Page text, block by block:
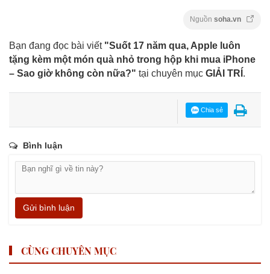
Nguồn soha.vn
Bạn đang đọc bài viết "Suốt 17 năm qua, Apple luôn
tặng kèm một món quà nhỏ trong hộp khi mua iPhone
– Sao giờ không còn nữa?" tại chuyên mục GIẢI TRÍ .
Chia sẻ
Bình luận
Gửi bình luận
CÙNG CHUYÊN MỤC